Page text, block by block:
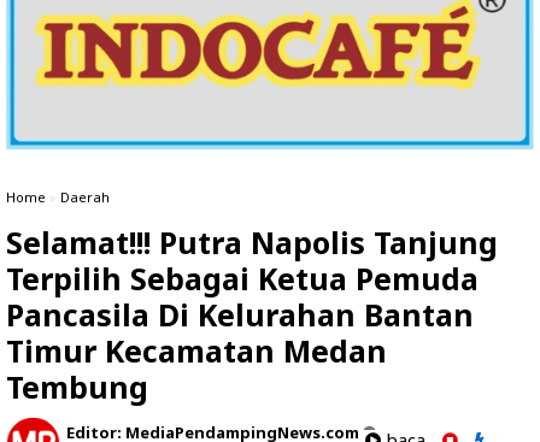
Home » Daerah
Selamat!!! Putra Napolis Tanjung
Terpilih Sebagai Ketua Pemuda
Pancasila Di Kelurahan Bantan
Timur Kecamatan Medan
Tembung
Editor: MediaPendampingNews.com